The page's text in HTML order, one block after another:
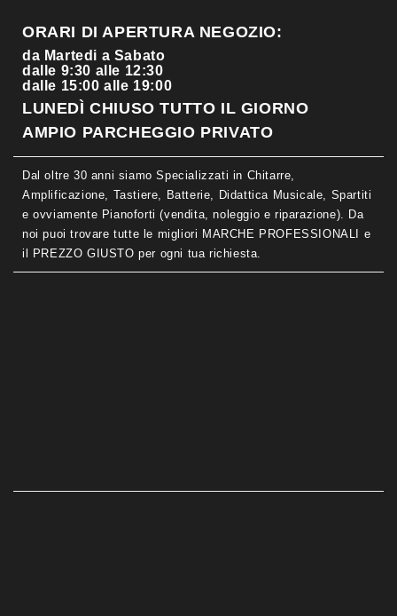
ORARI DI APERTURA NEGOZIO:
da Martedi a Sabato
dalle 9:30 alle 12:30
dalle 15:00 alle 19:00
LUNEDÌ CHIUSO TUTTO IL GIORNO
AMPIO PARCHEGGIO PRIVATO
Dal oltre 30 anni siamo Specializzati in Chitarre,
Amplificazione, Tastiere, Batterie, Didattica Musicale, Spartiti
e ovviamente Pianoforti (vendita, noleggio e riparazione). Da
noi puoi trovare tutte le migliori MARCHE PROFESSIONALI e
il PREZZO GIUSTO per ogni tua richiesta.